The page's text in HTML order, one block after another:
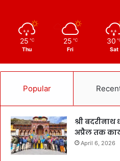
25 ℃
Thu
25 ℃
Fri
30
Sat
Popular
श्री बदरीनाथ
अप्रैल तक
April 6, 2026